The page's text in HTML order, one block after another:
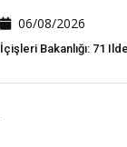
06/08/2026
İçişleri Bakanlığı: 71